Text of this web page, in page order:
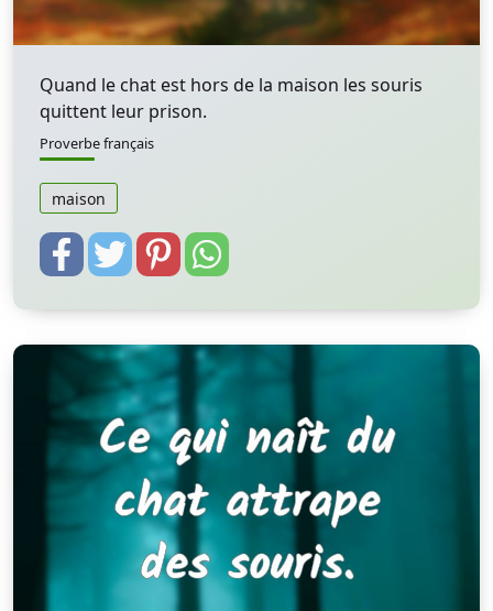
Quand le chat est hors de la maison les souris
quittent leur prison.
Proverbe français
maison